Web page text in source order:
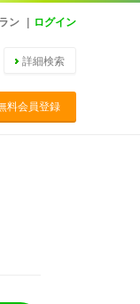
ン ログイン
詳細検索
料会員登録